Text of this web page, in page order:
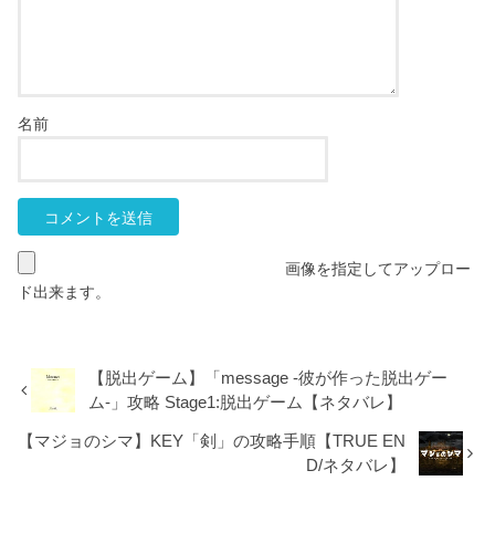
名前
画像を指定してアップロー
ド出来ます。
【脱出ゲーム】「message -彼が作った脱出ゲー
ム-」攻略 Stage1:脱出ゲーム【ネタバレ】
【マジョのシマ】KEY「剣」の攻略手順【TRUE EN
D/ネタバレ】